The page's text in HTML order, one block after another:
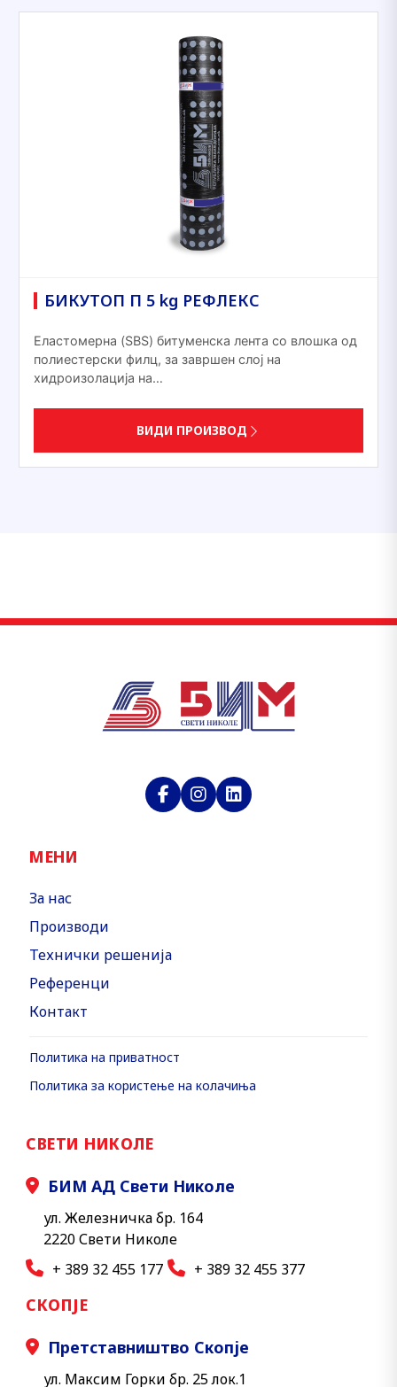
БИКУТОП П 5 kg РЕФЛЕКС
Еластомерна (SBS) битуменска лента со влошка од
полиестерски филц, за завршен слој на
хидроизолација на…
ВИДИ ПРОИЗВОД
МЕНИ
За нас
Производи
Технички решенија
Референци
Контакт
Политика на приватност
Политика за користење на колачиња
СВЕТИ НИКОЛЕ
БИМ АД Свети Николе
ул. Железничка бр. 164
2220 Свети Николе
+ 389 32 455 177
+ 389 32 455 377
СКОПЈЕ
Претставништво Скопје
ул. Максим Горки бр. 25 лок.1